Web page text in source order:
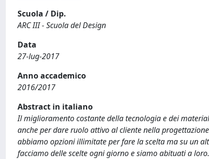
Scuola / Dip.
ARC III - Scuola del Design
Data
27-lug-2017
Anno accademico
2016/2017
Abstract in italiano
Il miglioramento costante della tecnologia e dei
anche per dare ruolo attivo al cliente nella
abbiamo opzioni illimitate per fare la scelta ma su un
facciamo delle scelte ogni giorno e siamo abituati a